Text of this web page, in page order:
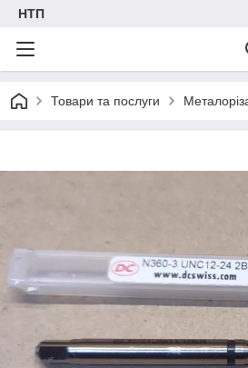
НТП
Товари та послуги